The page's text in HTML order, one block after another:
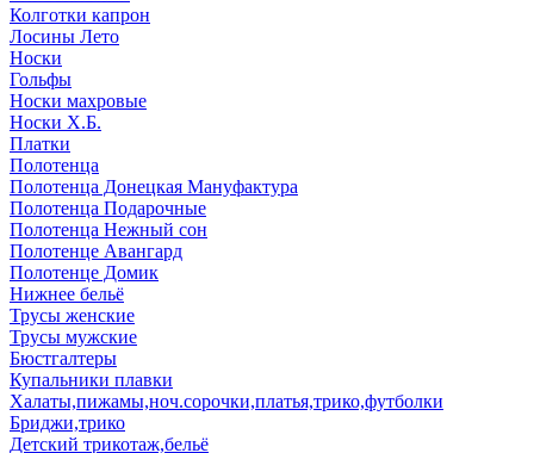
Колготки капрон
Лосины Лето
Носки
Гольфы
Носки махровые
Носки Х.Б.
Платки
Полотенца
Полотенца Донецкая Мануфактура
Полотенца Подарочные
Полотенца Нежный сон
Полотенце Авангард
Полотенце Домик
Нижнее бельё
Трусы женские
Трусы мужские
Бюстгалтеры
Купальники плавки
Халаты,пижамы,ноч.сорочки,платья,трико,футболки
Бриджи,трико
Детский трикотаж,бельё